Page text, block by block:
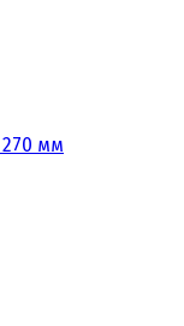
мм